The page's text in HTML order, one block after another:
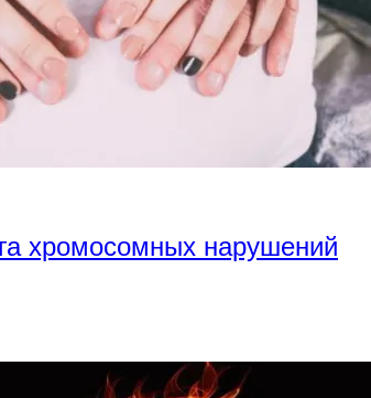
хромосомных нарушений